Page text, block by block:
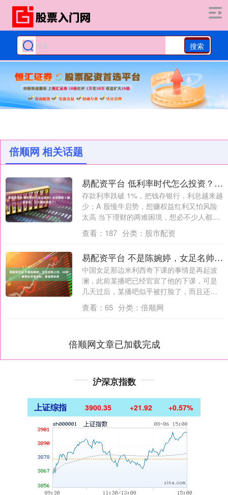
搜索
倍顺网 相关话题
易配资平台 低利率时代怎么投资？这场固收 + 圆桌论坛，三大嘉宾讲透了！
存款利率跌破 1%，把钱存银行，利息越来越
少；A 股慢牛启势，想赚权益红利又怕风险
太高 当下理财的两难困境，想必不少人都....
查看： 187 分类： 股市配资
易配资平台 不是陈婉婷，女足名帅上任，68岁，曾带队夺亚洲杯，曾培养孙雯
中国女足那边米利西奇下课的事情是再起波
澜，此前某播吧已经官宣了他的下课，可是
几天过后，某播吧似乎被打脸了，而且还是
自己打....
查看： 65 分类： 倍顺网
倍顺网文章已加载完成
沪深京指数
上证综指 3900.35 +21.92 +0.57%